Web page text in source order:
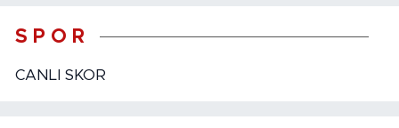
S P O R
CANLI SKOR